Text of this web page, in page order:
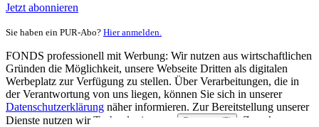
Jetzt abonnieren
Sie haben ein PUR-Abo? Hier anmelden.
FONDS professionell mit Werbung: Wir nutzen aus wirtschaftlichen
Gründen die Möglichkeit, unsere Webseite Dritten als digitalen
Werbeplatz zur Verfügung zu stellen. Über Verarbeitungen, die in
der Verantwortung von uns liegen, können Sie sich in unserer
Datenschutzerklärung näher informieren. Zur Bereitstellung unserer
Dienste nutzen wir Technologien von
Partnern (5)
. Zwecke: